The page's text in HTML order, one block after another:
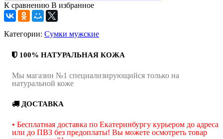
К сравнению В избранное
Категории: Сумки мужские
100% НАТУРАЛЬНАЯ КОЖА
Мы магазин №1 специализирующийся только на
натуральной коже
ДОСТАВКА
• Бесплатная доставка по Екатеринбургу курьером до адреса
или до ПВЗ без предоплаты! Вы можете осмотреть товар